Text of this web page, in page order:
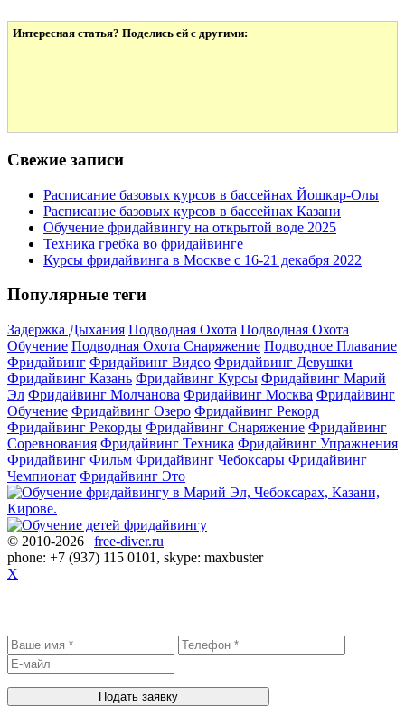
Интересная статья? Поделись ей с другими:
Свежие записи
Расписание базовых курсов в бассейнах Йошкар-Олы
Расписание базовых курсов в бассейнах Казани
Обучение фридайвингу на открытой воде 2025
Техника гребка во фридайвинге
Курсы фридайвинга в Москве с 16-21 декабря 2022
Популярные теги
Задержка Дыхания Подводная Охота Подводная Охота
Обучение Подводная Охота Снаряжение Подводное Плавание
Фридайвинг Фридайвинг Видео Фридайвинг Девушки
Фридайвинг Казань Фридайвинг Курсы Фридайвинг Марий
Эл Фридайвинг Молчанова Фридайвинг Москва Фридайвинг
Обучение Фридайвинг Озеро Фридайвинг Рекорд
Фридайвинг Рекорды Фридайвинг Снаряжение Фридайвинг
Соревнования Фридайвинг Техника Фридайвинг Упражнения
Фридайвинг Фильм Фридайвинг Чебоксары Фридайвинг
Чемпионат Фридайвинг Это
© 2010-2026 | free-diver.ru
phone: +7 (937) 115 0101, skype: maxbuster
X